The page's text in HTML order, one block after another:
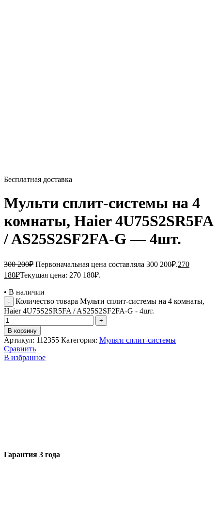
Бесплатная доставка
Мульти сплит-системы на 4
комнаты, Haier 4U75S2SR5FA
/ AS25S2SF2FA-G — 4шт.
300 200₽ Первоначальная цена составляла 300 200₽.270
180₽Текущая цена: 270 180₽.
• В наличии
Количество товара Мульти сплит-системы на 4 комнаты,
Haier 4U75S2SR5FA / AS25S2SF2FA-G - 4шт.
В корзину
Артикул: 112355 Категория: Мульти сплит-системы
Сравнить
В избранное
Гарантия 3 года